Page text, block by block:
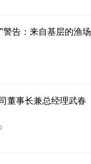
警告：来自基层的渔场
董事长兼总经理武春